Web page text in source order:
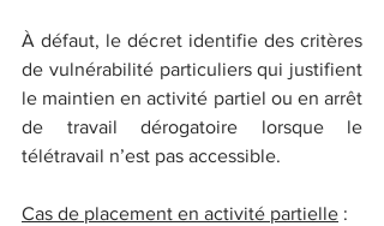
À défaut, le décret identifie des critères
de vulnérabilité particuliers qui justifient
le maintien en activité partiel ou en arrêt
de travail dérogatoire lorsque le
télétravail n’est pas accessible.
Cas de placement en activité partielle :